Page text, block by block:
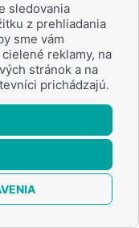
sledovania
z prehliadania
sme vám
reklamy, na
stránok a na
prichádzajú.
za
splniť na
0